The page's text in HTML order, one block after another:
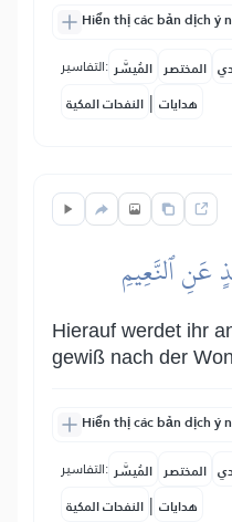
Hiển thị các bản dịch ý
التفاسير: المُيسَّر المختصر
النفحات المكية | هدايات
عَنِ ٱلنَّعِيمِ
Hierauf werdet ihr
gewiß nach der
Hiển thị các bản dịch ý
التفاسير: المُيسَّر المختصر
النفحات المكية | هدايات